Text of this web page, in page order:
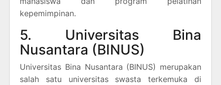
kepemimpinan.
5. Universitas Bina
Nusantara (BINUS)
Universitas Bina Nusantara (BINUS) merupakan
salah satu universitas swasta terkemuka di